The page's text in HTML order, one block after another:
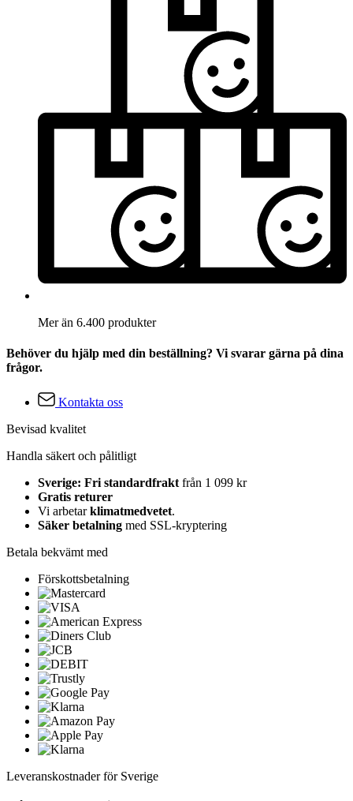
Mer än 6.400 produkter
Behöver du hjälp med din beställning? Vi svarar gärna på dina
frågor.
Kontakta oss
Bevisad kvalitet
Handla säkert och pålitligt
Sverige: Fri standardfrakt från 1 099 kr
Gratis returer
Vi arbetarklimatmedvetet.
Säker betalning med SSL-kryptering
Betala bekvämt med
Förskottsbetalning
Leveranskostnader för Sverige